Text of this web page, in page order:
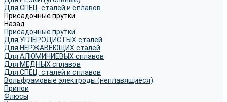
Для СПЕЦ. сталей и сплавов
Присадочные прутки
Назад
Присадочные прутки
Для УГЛЕРОДИСТЫХ сталей
Для НЕРЖАВЕЮЩИХ сталей
Для АЛЮМИНИЕВЫХ сплавов
Для МЕДНЫХ сплавов
Для СПЕЦ. сталей и сплавов
Вольфрамовые электроды (неплавящиеся)
Припои
Флюсы